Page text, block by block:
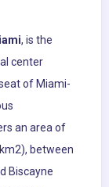
, is the
center
of Miami-
an area of
between
Biscayne